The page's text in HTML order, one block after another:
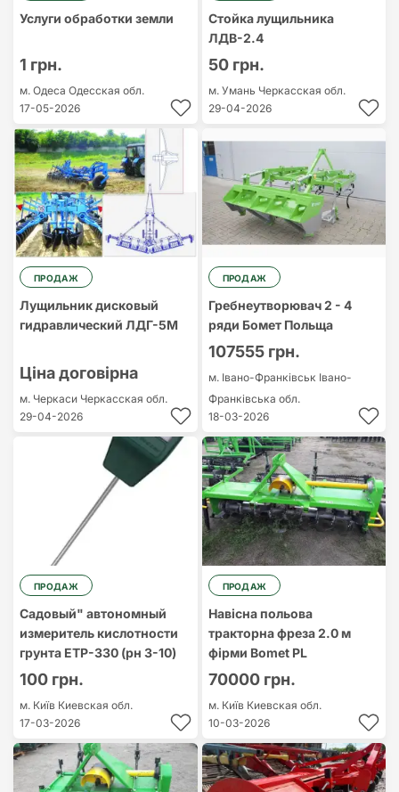
Услуги обработки земли
1 грн.
м. Одеса Одесская обл.
17-05-2026
Стойка лущильника
ЛДВ-2.4
50 грн.
м. Умань Черкасская обл.
29-04-2026
ПРОДАЖ
Лущильник дисковый
гидравлический ЛДГ-5М
Ціна договірна
м. Черкаси Черкасская обл.
29-04-2026
ПРОДАЖ
Гребнеутворювач 2 - 4
ряди Бомет Польща
107555 грн.
м. Івано-Франківськ Івано-
Франківська обл.
18-03-2026
ПРОДАЖ
Садовый" автономный
измеритель кислотности
грунта ETP-330 (рн 3-10)
100 грн.
м. Київ Киевская обл.
17-03-2026
ПРОДАЖ
Навісна польова
тракторна фреза 2.0 м
фірми Bomet PL
70000 грн.
м. Київ Киевская обл.
10-03-2026